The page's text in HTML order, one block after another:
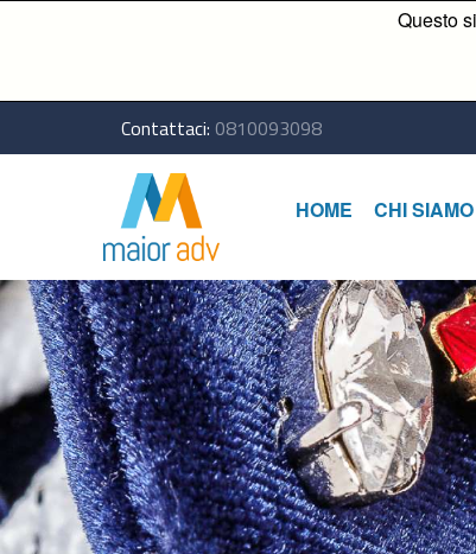
Questo
Contattaci: 0810093098
HOME CHI SIAMO